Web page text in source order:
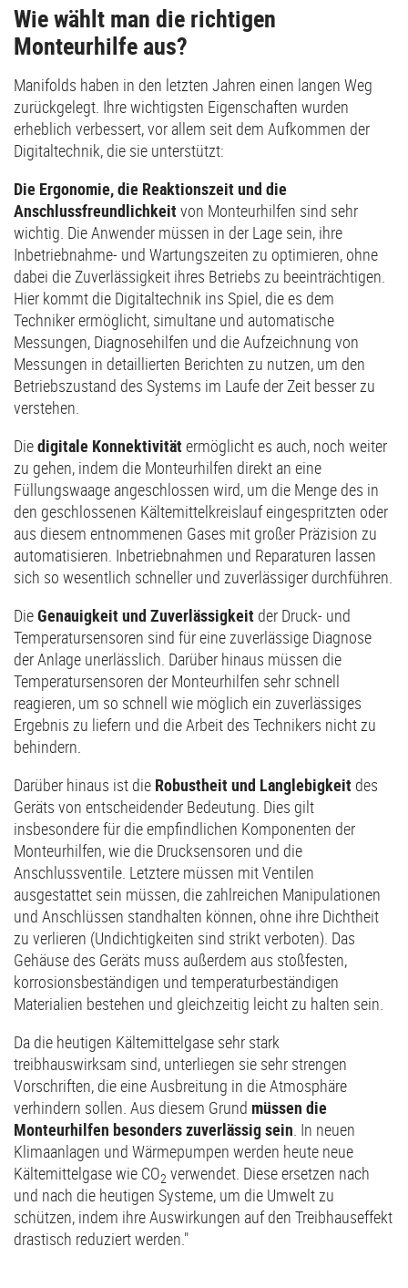
Wie wählt man die richtigen
Monteurhilfe aus?
Manifolds haben in den letzten Jahren einen langen Weg
zurückgelegt. Ihre wichtigsten Eigenschaften wurden
erheblich verbessert, vor allem seit dem Aufkommen der
Digitaltechnik, die sie unterstützt:
Die Ergonomie, die Reaktionszeit und die
Anschlussfreundlichkeitvon Monteurhilfen sind sehr
wichtig. Die Anwender müssen in der Lage sein, ihre
Inbetriebnahme- und Wartungszeiten zu optimieren, ohne
dabei die Zuverlässigkeit ihres Betriebs zu beeinträchtigen.
Hier kommt die Digitaltechnik ins Spiel, die es dem
Techniker ermöglicht, simultane und automatische
Messungen, Diagnosehilfen und die Aufzeichnung von
Messungen in detaillierten Berichten zu nutzen, um den
Betriebszustand des Systems im Laufe der Zeit besser zu
verstehen.
Diedigitale Konnektivitätermöglicht es auch, noch weiter
zu gehen, indem die Monteurhilfen direkt an eine
Füllungswaage angeschlossen wird, um die Menge des in
den geschlossenen Kältemittelkreislauf eingespritzten oder
aus diesem entnommenen Gases mit großer Präzision zu
automatisieren. Inbetriebnahmen und Reparaturen lassen
sich so wesentlich schneller und zuverlässiger durchführen.
DieGenauigkeit und Zuverlässigkeit der Druck- und
Temperatursensoren sind für eine zuverlässige Diagnose
der Anlage unerlässlich. Darüber hinaus müssen die
Temperatursensoren der Monteurhilfen sehr schnell
reagieren, um so schnell wie möglich ein zuverlässiges
Ergebnis zu liefern und die Arbeit des Technikers nicht zu
behindern.
Darüber hinaus ist die Robustheit und Langlebigkeit des
Geräts von entscheidender Bedeutung. Dies gilt
insbesondere für die empfindlichen Komponenten der
Monteurhilfen, wie die Drucksensoren und die
Anschlussventile. Letztere müssen mit Ventilen
ausgestattet sein müssen, die zahlreichen Manipulationen
und Anschlüssen standhalten können, ohne ihre Dichtheit
zu verlieren (Undichtigkeiten sind strikt verboten). Das
Gehäuse des Geräts muss außerdem aus stoßfesten,
korrosionsbeständigen und temperaturbeständigen
Materialien bestehen und gleichzeitig leicht zu halten sein.
Da die heutigen Kältemittelgase sehr stark
treibhauswirksam sind, unterliegen sie sehr strengen
Vorschriften, die eine Ausbreitung in die Atmosphäre
verhindern sollen. Aus diesem Grund müssen die
Monteurhilfen besonders zuverlässig sein. In neuen
Klimaanlagen und Wärmepumpen werden heute neue
Kältemittelgase wie CO2 verwendet. Diese ersetzen nach
und nach die heutigen Systeme, um die Umwelt zu
schützen, indem ihre Auswirkungen auf den Treibhauseffekt
drastisch reduziert werden."